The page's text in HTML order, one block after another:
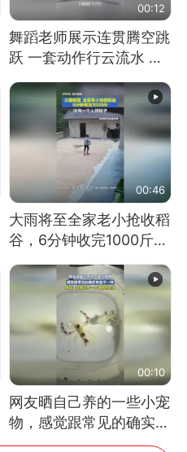
00:12
舞蹈老师展示连贯腾空跳
跃 一套动作行云流水 节
到又舞又武的？
00:46
大雨将至全家老小抢收稻
谷，6分钟收完1000斤，
00:10
网友晒自己养的一些小宠
物，感觉跟常见的确实有
些不一样